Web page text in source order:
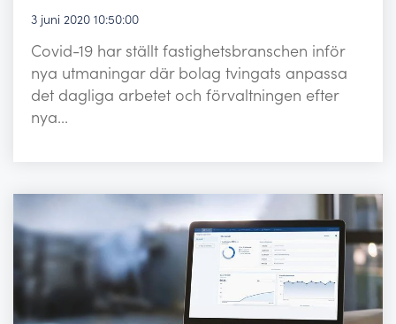
3 juni 2020 10:50:00
Covid-19 har ställt fastighetsbranschen inför
nya utmaningar där bolag tvingats anpassa
det dagliga arbetet och förvaltningen efter
nya...